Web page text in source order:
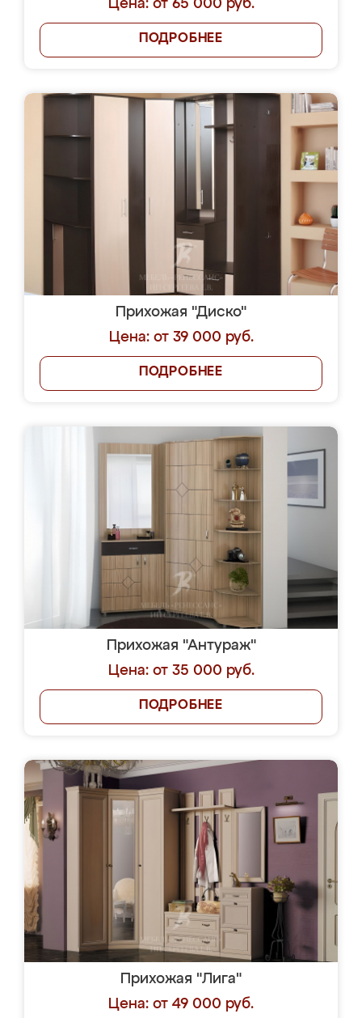
Цена: от 65 000 руб.
ПОДРОБНЕЕ
Прихожая "Диско"
Цена: от 39 000 руб.
ПОДРОБНЕЕ
Прихожая "Антураж"
Цена: от 35 000 руб.
ПОДРОБНЕЕ
Прихожая "Лига"
Цена: от 49 000 руб.